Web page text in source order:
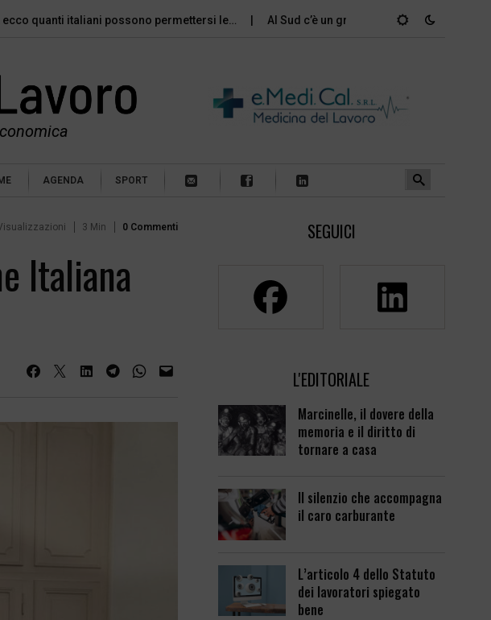
ecco quanti italiani possono permettersi le… Al Sud c’è un grande divario tra gli…
AGENDA SPORT
3 Min 0 Commenti
Italiana
SEGUICI
L'EDITORIALE
Marcinelle, il dovere della
memoria e il diritto di
tornare a casa
Il silenzio che accompagna
il caro carburante
L’articolo 4 dello Statuto
dei lavoratori spiegato
bene